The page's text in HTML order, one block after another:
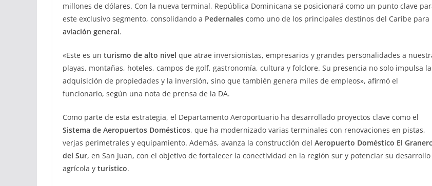
millones de dólares. Con la nueva terminal, República Dominicana se posicionará como un punto clave
este exclusivo segmento, consolidando a Pedernales como uno de los principales destinos del Caribe para
aviación general.
«Este es un turismo de alto nivel que atrae inversionistas, empresarios y grandes personalidades a
playas, montañas, hoteles, campos de golf, gastronomía, cultura y folclore. Su presencia no solo impulsa la
adquisición de propiedades y la inversión, sino que también genera miles de empleos», afirmó el
funcionario, según una nota de prensa de la DA.
Como parte de esta estrategia, el Departamento Aeroportuario ha desarrollado proyectos clave como el
Sistema de Aeropuertos Domésticos, que ha modernizado varias terminales con renovaciones en pistas,
verjas perimetrales y equipamiento. Además, avanza la construcción del Aeropuerto Doméstico El
del Sur, en San Juan, con el objetivo de fortalecer la conectividad en la región sur y potenciar su desarrollo
agrícola y turístico.